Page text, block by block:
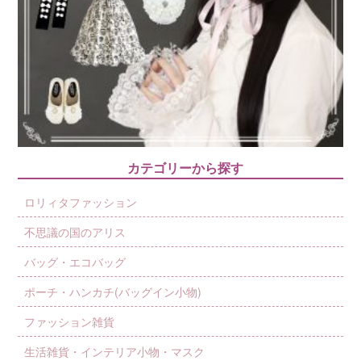
カテゴリーから探す
ロリィタファッション
不思議の国のアリス
バッグ・エコバッグ
ポーチ・ハンカチ(バッグイン小物)
ファッション雑貨
生活雑貨・インテリア小物・マスク